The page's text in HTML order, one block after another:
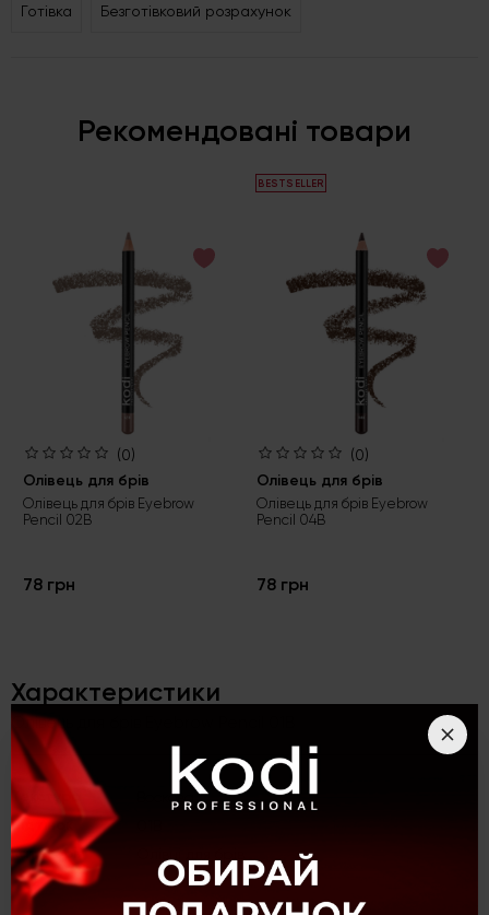
Готівка Безготівковий розрахунок
Рекомендовані товари
(0)
Олівець для брів
Олівець для брів Eyebrow
Pencil 02B
78 грн
BESTSELLER
(0)
Олівець для брів
Олівець для брів Eyebrow
Pencil 04B
78 грн
Характеристики
Олівець для брів Eyebrow Pencil 01B
Текстура Воскова
Відтінок
Категорія